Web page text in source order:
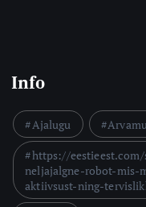
Info
Ajalugu
https://
neljajalgne-robot-
aktiivsust-ning-